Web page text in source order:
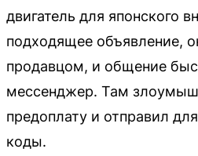
двигатель для японского
подходящее объявление,
продавцом, и общение
мессенджер. Там
предоплату и отправил
коды.